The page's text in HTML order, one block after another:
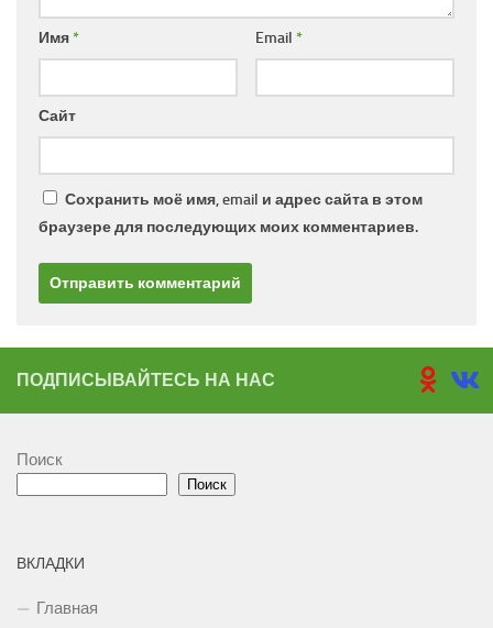
Имя* Email *
Сайт
Сохранить моё имя, email и адрес сайта в этом
браузере для последующих моих комментариев.
ПОДПИСЫВАЙТЕСЬ НА НАС
Поиск
Поиск
ВКЛАДКИ
Главная